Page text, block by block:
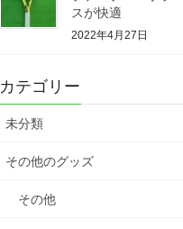
スが快適
2022年4月27日
カテゴリー
未分類
その他のグッズ
その他